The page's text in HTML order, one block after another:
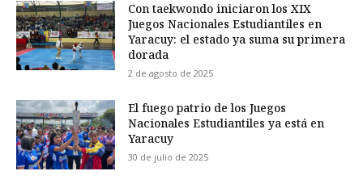
Con taekwondo iniciaron los XIX
Juegos Nacionales Estudiantiles en
Yaracuy: el estado ya suma su primera
dorada
2 de agosto de 2025
El fuego patrio de los Juegos
Nacionales Estudiantiles ya está en
Yaracuy
30 de julio de 2025